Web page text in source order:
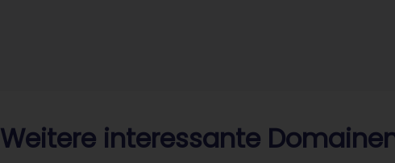
Weitere interessante